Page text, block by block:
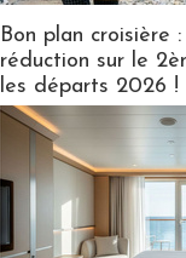
Bon plan croisière
réduction sur le
les départs 2026 !